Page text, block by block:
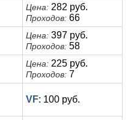
Цена: 282 руб.
Проходов: 66
Цена: 397 руб.
Проходов: 58
Цена: 225 руб.
Проходов: 7
VF: 100 руб.